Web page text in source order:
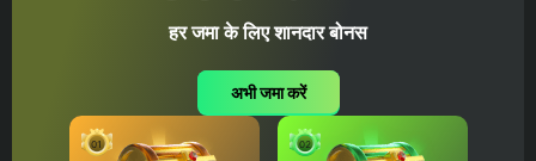
हर जमा के लिए शानदार बोनस
अभी जमा करें